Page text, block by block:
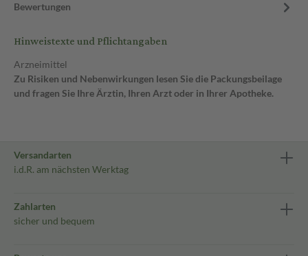
Bewertungen
Hinweistexte und Pflichtangaben
Arzneimittel
Zu Risiken und Nebenwirkungen lesen Sie die Packungsbeilage
und fragen Sie Ihre Ärztin, Ihren Arzt oder in Ihrer Apotheke.
Versandarten
i.d.R. am nächsten Werktag
Zahlarten
sicher und bequem